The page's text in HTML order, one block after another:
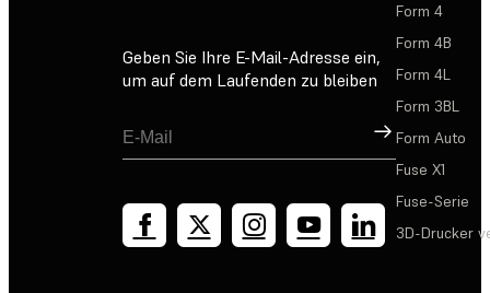
Geben Sie Ihre E-Mail-Adresse ein,
um auf dem Laufenden zu bleiben
Registrieren
Form 4
Form 4B
Form 4L
Form 3BL
Form Auto
Fuse X1
Fuse-Serie
3D-Drucker